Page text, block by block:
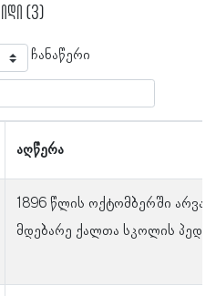
(3)
ჩანაწერი
აღწერა
1896 წლის ოქტომბერში
მდებარე ქალთა სკოლის